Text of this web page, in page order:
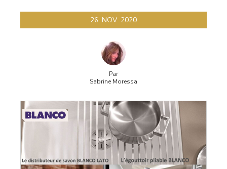
26 NOV 2020
Par
Sabrine Moressa